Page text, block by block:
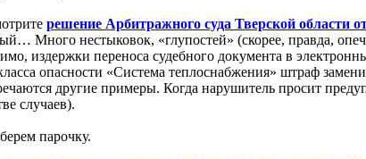
решение Арбитражного суда Тверской области
Много нестыковок, «глупостей» (скорее, правда,
издержки переноса судебного документа в
опасности «Система теплоснабжения» штраф
другие примеры. Когда нарушитель просит
случаев).
парочку.